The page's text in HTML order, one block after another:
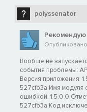
polyssenator
Рекомендую
Вообще не
события проблемы:
Версия приложения:
527cfb3a Имя модуля
ошибкой: 1.5.0.0
527cfb3a Код